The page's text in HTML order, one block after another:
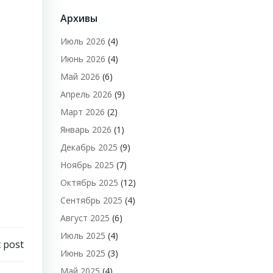
post
Архивы
Июль 2026 (4)
Июнь 2026 (4)
Май 2026 (6)
Апрель 2026 (9)
Март 2026 (2)
Январь 2026 (1)
Декабрь 2025 (9)
Ноябрь 2025 (7)
Октябрь 2025 (12)
Сентябрь 2025 (4)
Август 2025 (6)
Июль 2025 (4)
Июнь 2025 (3)